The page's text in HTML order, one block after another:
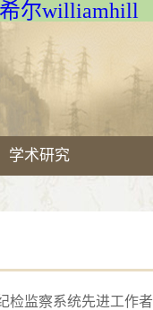
尔williamhill
学术研究
检监察系统先进工作